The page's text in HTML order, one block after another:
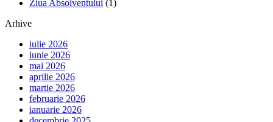
Ziua Absolventului (1)
Arhive
iulie 2026
iunie 2026
mai 2026
aprilie 2026
martie 2026
februarie 2026
ianuarie 2026